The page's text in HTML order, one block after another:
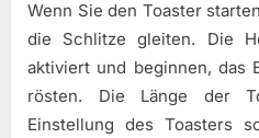
Wenn Sie den Toaster
die Schlitze gleiten. Die
aktiviert und beginnen, das
rösten. Die Länge der
Einstellung des Toasters